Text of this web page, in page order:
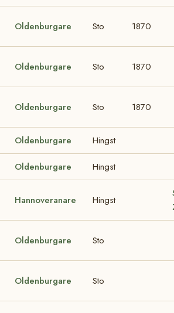
Oldenburgare Sto 1870
Oldenburgare Sto 1870
Oldenburgare Sto 1870
Oldenburgare Hingst
Oldenburgare Hingst
Hannoveranare Hingst
Oldenburgare Sto
Oldenburgare Sto